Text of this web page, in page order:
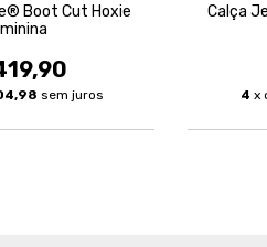
Boot Cut Hoxie
sem juros
Calça
4 x